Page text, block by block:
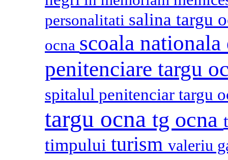
personalitati salina targu
ocna scoala
penitenciare targu
spitalul penitenciar targu
targu ocna tg ocna
timpului turism valeriu